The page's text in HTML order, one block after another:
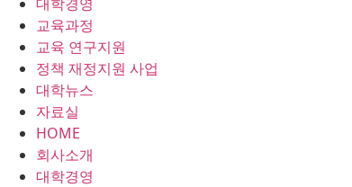
교육과정
교육 연구지원
정책 재정지원 사업
대학뉴스
자료실
HOME
회사소개
대학경영